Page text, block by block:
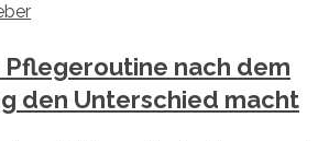
Pflegeroutine nach dem
den Unterschied macht